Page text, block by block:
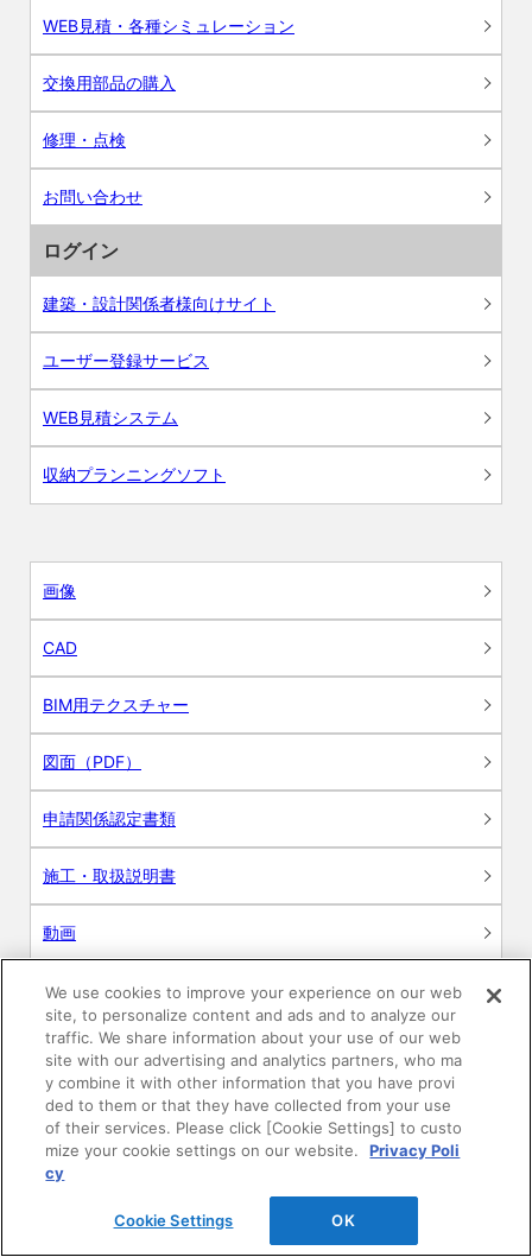
WEB見積・各種シミュレーション
交換用部品の購入
修理・点検
お問い合わせ
ログイン
建築・設計関係者様向けサイト
ユーザー登録サービス
WEB見積システム
収納プランニングソフト
画像
CAD
BIM用テクスチャー
図面（PDF）
申請関係認定書類
施工・取扱説明書
動画
シミュレーションツール
24時間換気システム〈エアスマート〉
簡易設計見積ソフト
R&Dセンター環境測定・分析サービス
商品マスター申し込み
We use cookies to improve your experience on our web
site, to personalize content and ads and to analyze our
traffic. We share information about your use of our web
site with our advertising and analytics partners, who ma
y combine it with other information that you have provi
ded to them or that they have collected from your use
of their services. Please click [Cookie Settings] to custo
mize your cookie settings on our website.
Privacy Poli
cy
Cookie Settings OK